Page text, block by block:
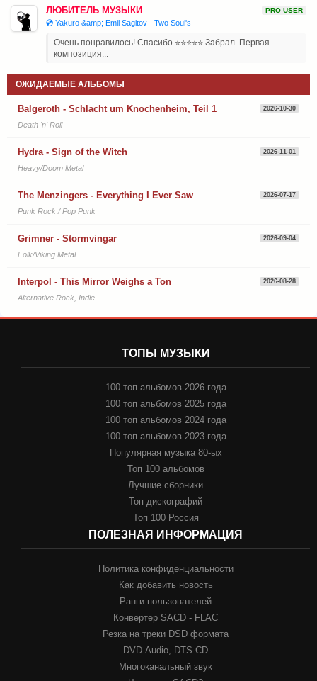
ЛЮБИТЕЛЬ МУЗЫКИ PRO USER
💿 Yakuro &amp; Emil Sagitov - Two Soul's
Очень понравилось! Спасибо ⭐⭐⭐⭐⭐ Забрал. Первая
композиция...
ОЖИДАЕМЫЕ АЛЬБОМЫ
Balgeroth - Schlacht um Knochenheim, Teil 1 2026-10-30
Death 'n' Roll
Hydra - Sign of the Witch 2026-11-01
Heavy/Doom Metal
The Menzingers - Everything I Ever Saw 2026-07-17
Punk Rock / Pop Punk
Grimner - Stormvingar 2026-09-04
Folk/Viking Metal
Interpol - This Mirror Weighs a Ton 2026-08-28
Alternative Rock, Indie
ТОПЫ МУЗЫКИ
100 топ альбомов 2026 года
100 топ альбомов 2025 года
100 топ альбомов 2024 года
100 топ альбомов 2023 года
Популярная музыка 80-ых
Топ 100 альбомов
Лучшие сборники
Топ дискографий
Топ 100 Россия
ПОЛЕЗНАЯ ИНФОРМАЦИЯ
Политика конфиденциальности
Как добавить новость
Ранги пользователей
Конвертер SACD - FLAC
Резка на треки DSD формата
DVD-Audio, DTS-CD
Многоканальный звук